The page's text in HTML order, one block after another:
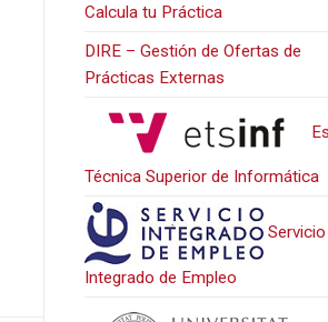
Calcula tu Práctica
DIRE – Gestión de Ofertas de
Prácticas Externas
Técnica Superior de Informática
Servicio
Integrado de Empleo